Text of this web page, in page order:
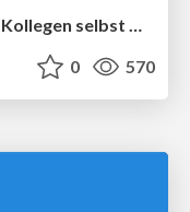
Peer Recruiting - Such’ Dir Deine Kollegen selbst aus
0 570